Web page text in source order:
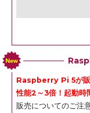
Raspberry Pi 5が販
性能2～3倍！起動時
販売についてのご注